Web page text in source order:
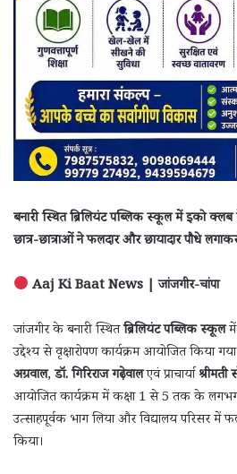
बनारी स्थित ब्रिलियंट पब्लिक स्कूल में इको
छात्र-छात्राओं ने फलदार और छायादार पौधे
Aaj Ki Baat News | जांजगीर-चांपा
जांजगीर के बनारी स्थितब्रिलियंट पब्लिक स्कूलमें
उद्देश्य से वृक्षारोपण कार्यक्रम आयोजित किया
अग्रवाल,डॉ. गिरिराज गढ़ेवालएवं प्राचार्याश्रीमती
आयोजित कार्यक्रम में कक्षा 1 से 5 तक के
उत्साहपूर्वक भाग लिया और विद्यालय परिसर में
किया।